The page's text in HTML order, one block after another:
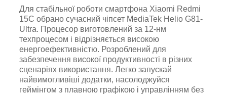
Для стабільної роботи смартфона Xiaomi Redmi
15C обрано сучасний чіпсет MediaTek Helio G81-
Ultra. Процесор виготовлений за 12-нм
техпроцесом і відрізняється високою
енергоефективністю. Розроблений для
забезпечення високої продуктивності в різних
сценаріях використання. Легко запускай
найвимогливіші додатки, насолоджуйся
геймінгом з плавною графікою і управлінням без